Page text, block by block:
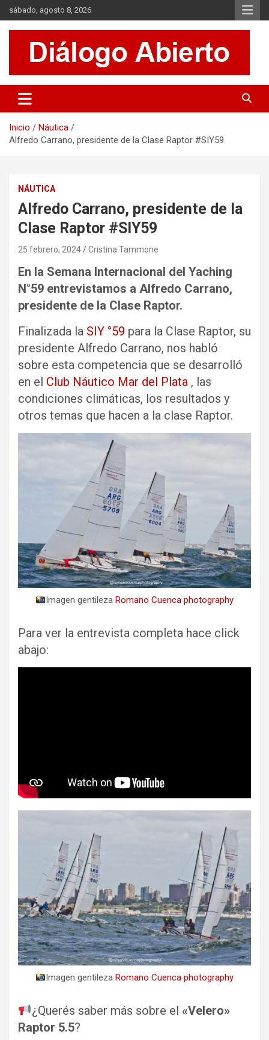
Saltar
al
contenido
sábado, agosto 8, 2026
Diálogo Abierto
Se tratan diversos temas de actualidad buscando hacer un
aporte a la sociedad, brindando información relevante de lo que
Inicio
Náutica
Alfredo Carrano, presidente de la Clase Raptor #SIY59
NÁUTICA
Alfredo Carrano, presidente de la
Clase Raptor #SIY59
25 febrero, 2024 Cristina Tammone
En la Semana Internacional del Yaching
N°59 entrevistamos a Alfredo Carrano,
presidente de la Clase Raptor.
Finalizada la SIY °59 para la Clase Raptor, su
presidente Alfredo Carrano, nos habló
sobre esta competencia que se desarrolló
en el Club Náutico Mar del Plata , las
condiciones climáticas, los resultados y
otros temas que hacen a la clase Raptor.
Imagen gentilezaRomano Cuenca photography
Para ver la entrevista completa hace click
abajo:
Imagen gentilezaRomano Cuenca photography
¿Querés saber más sobre el «Velero»
Raptor 5.5?